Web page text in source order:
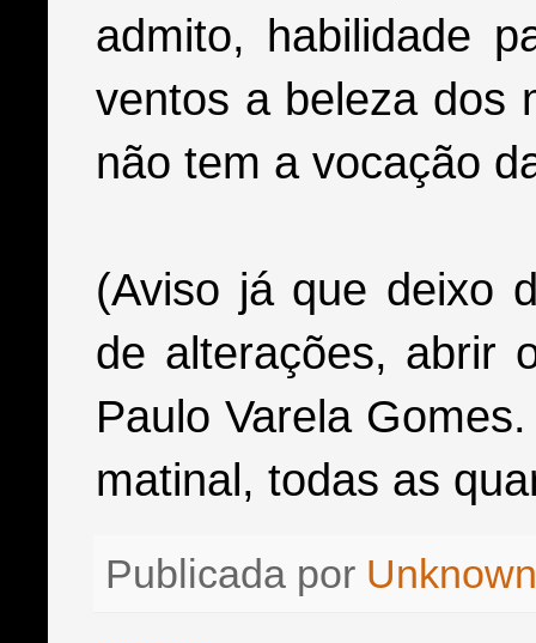
admito, habilidade
ventos a beleza dos
não tem a vocação
(Aviso já que deixo
de alterações, abrir
Paulo Varela
matinal, todas as
Publicada por Unknown